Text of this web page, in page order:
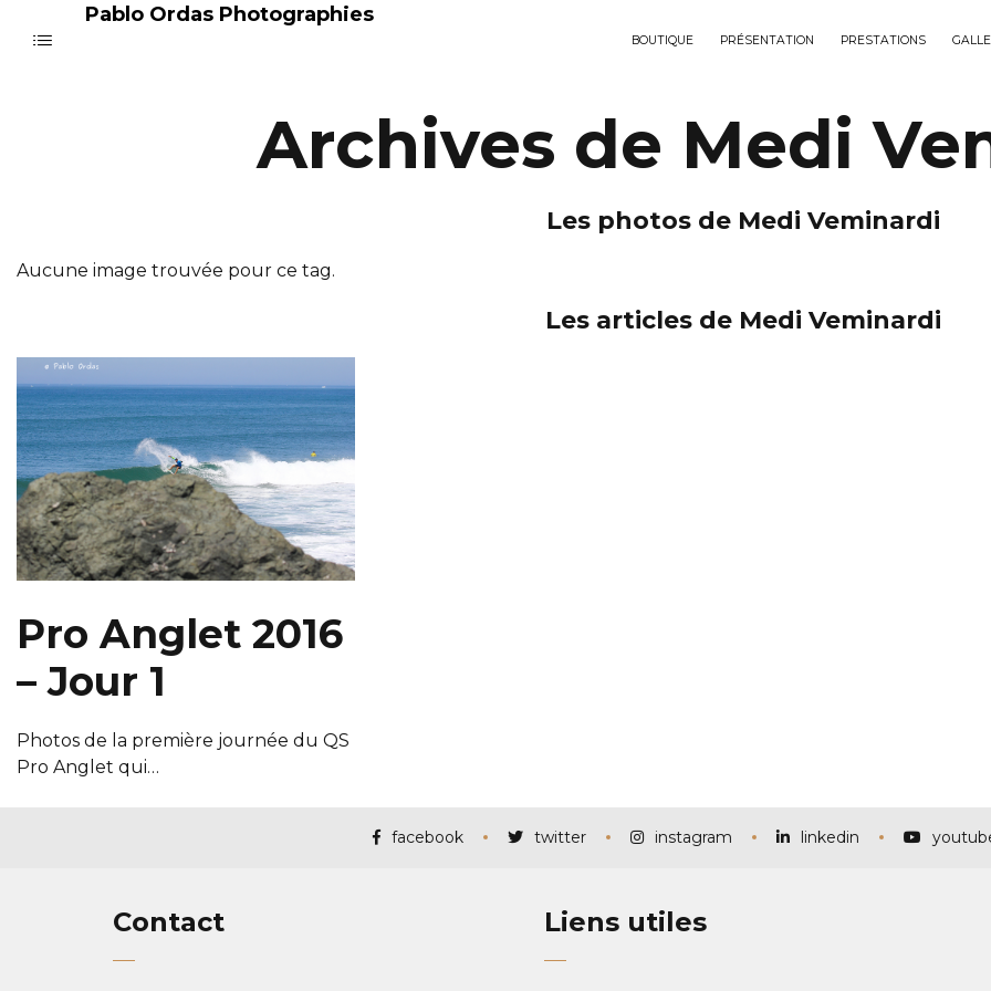
Pablo Ordas Photographies
BOUTIQUE PRÉSENTATION PRESTATIONS
Archives de Medi
Les photos de Medi Veminardi
Aucune image trouvée pour ce tag.
Les articles de Medi Veminardi
Pro Anglet 2016
– Jour 1
Photos de la première journée du QS
Pro Anglet qui…
facebook twitter instagram linkedin
Contact Liens utiles